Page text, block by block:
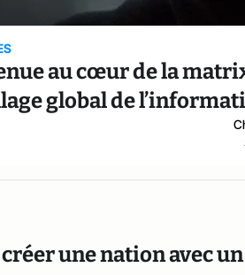
au cœur de la
global de
une nation avec